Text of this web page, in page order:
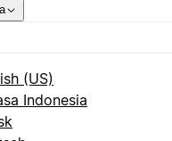
(US)
Indonesia